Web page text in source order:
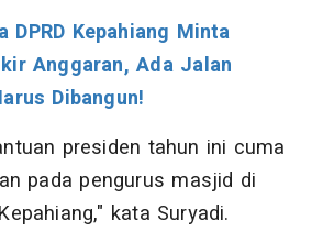
DPRD Kepahiang Minta
Anggaran, Ada Jalan
Dibangun!
presiden tahun ini cuma
pada pengurus masjid di
kata Suryadi.